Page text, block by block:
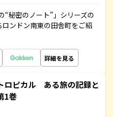
“秘密のノート”」シリーズの
ンドン南東の田舎町をご紹
詳細を見る
ロピカル ある旅の記録と
1巻